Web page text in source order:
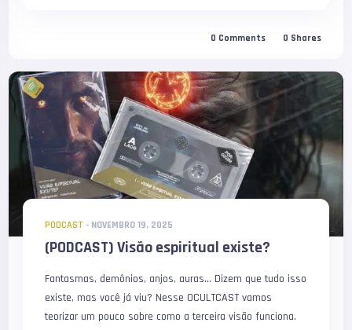
0 Comments 0 Shares
PODCAST - NOVEMBRO 19, 2025
(PODCAST) Visão espiritual existe?
Fantasmas, demônios, anjos, auras… Dizem que tudo isso
existe, mas você já viu? Nesse OCULTCAST vamos
teorizar um pouco sobre como a terceira visão funciona.